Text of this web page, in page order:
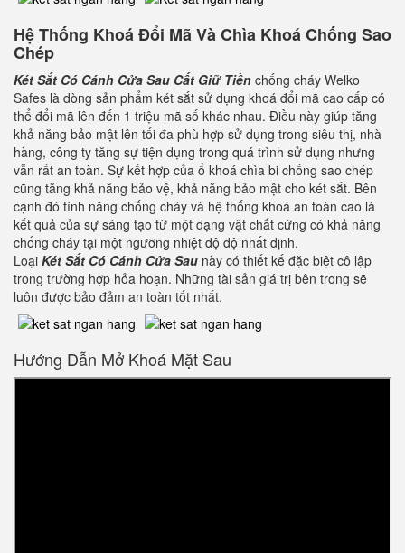
Hệ Thống Khoá Đổi Mã Và Chìa Khoá Chống Sao
Chép
Két Sắt Có Cánh Cửa Sau Cất Giữ Tiền chống cháy Welko
Safes là dòng sản phẩm két sắt sử dụng khoá đổi mã cao cấp có
thể đổi mã lên đến 1 triệu mã số khác nhau. Điều này giúp tăng
khả năng bảo mật lên tối đa phù hợp sử dụng trong siêu thị, nhà
hàng, công ty tăng sự tiện dụng trong quá trình sử dụng nhưng
vẫn rất an toàn. Sự kết hợp của ổ khoá chìa bi chống sao chép
cũng tăng khả năng bảo vệ, khả năng bảo mật cho két sắt. Bên
cạnh đó tính năng chống cháy và hệ thống khoá an toàn cao là
kết quả của sự sáng tạo từ một dạng vật chất cứng có khả năng
chống cháy tại một ngưỡng nhiệt độ độ nhất định.
Loại Két Sắt Có Cánh Cửa Sau này có thiết kế đặc biệt cô lập
trong trường hợp hỏa hoạn. Những tài sản giá trị bên trong sẽ
luôn được bảo đảm an toàn tốt nhất.
Hướng Dẫn Mở Khoá Mặt Sau